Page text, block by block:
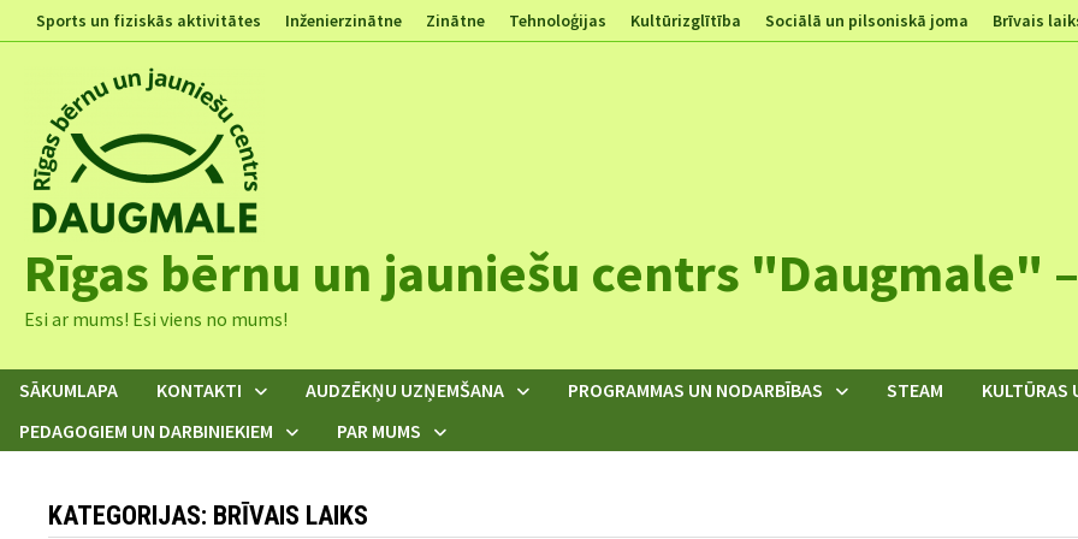
to
Sports un fiziskās aktivitātes Inženierzinātne Zinātne Tehnoloģijas Kultūrizglītība Sociālā un pilsoniskā joma Brīvais
Rīgas bērnu un jauniešu centrs "Daugmale"
Esi ar mums! Esi viens no mums!
SĀKUMLAPA KONTAKTI AUDZĒKŅU UZŅEMŠANA PROGRAMMAS UN NODARBĪBAS STEAM
KULTŪRAS
PEDAGOGIEM UN DARBINIEKIEM
PAR MUMS
KATEGORIJAS: BRĪVAIS LAIKS